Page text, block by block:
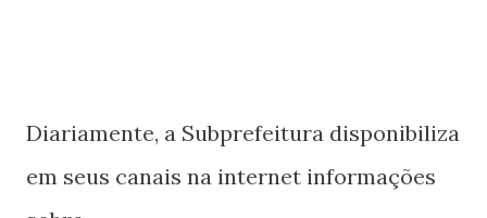
Diariamente, a Subprefeitura disponibiliza
em seus canais na internet informações